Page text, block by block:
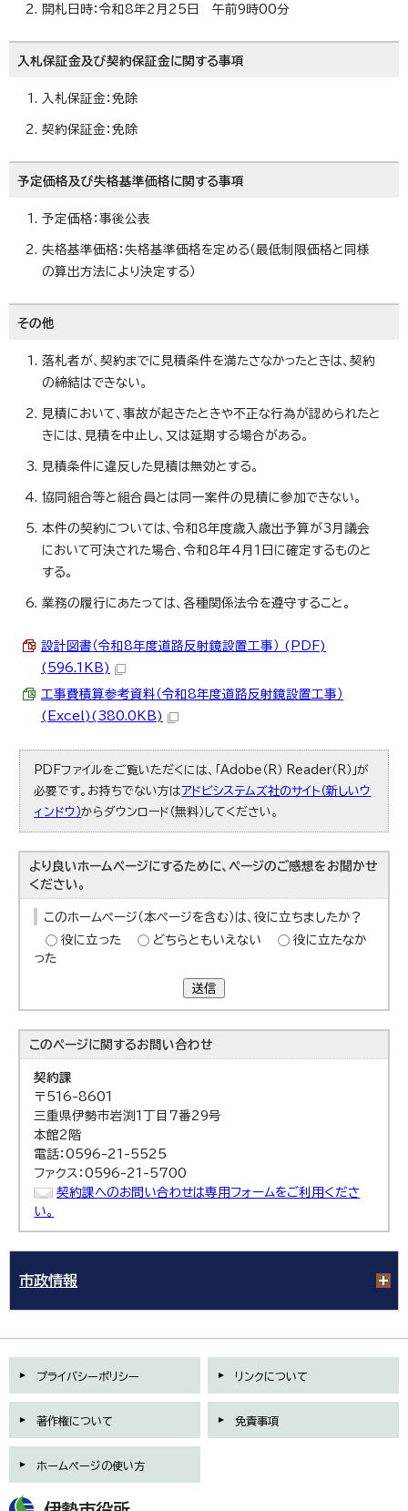
開札日時：令和8年2月25日 午前9時00分
入札保証金及び契約保証金に関する事項
入札保証金：免除
契約保証金：免除
予定価格及び失格基準価格に関する事項
予定価格：事後公表
失格基準価格：失格基準価格を定める（最低制限価格と同様
の算出方法により決定する）
その他
落札者が、契約までに見積条件を満たさなかったときは、契約
の締結はできない。
見積において、事故が起きたときや不正な行為が認められたと
きには、見積を中止し、又は延期する場合がある。
見積条件に違反した見積は無効とする。
協同組合等と組合員とは同一案件の見積に参加できない。
本件の契約については、令和8年度歳入歳出予算が3月議会
において可決された場合、令和8年4月1日に確定するものと
する。
業務の履行にあたっては、各種関係法令を遵守すること。
設計図書（令和8年度道路反射鏡設置工事） (PDF)
(596.1KB)
工事費積算参考資料（令和8年度道路反射鏡設置工事）
(Excel)(380.0KB)
PDFファイルをご覧いただくには、「Adobe（R） Reader（R）」が
必要です。お持ちでない方は アドビシステムズ社のサイト（新しいウ
ィンドウ）からダウンロード（無料）してください。
より良いホームページにするために、ページのご感想をお聞かせ
ください。
このホームページ（本ページを含む）は、役に立ちましたか？
役に立った
どちらともいえない
役に立たなか
った
送信
このページに関するお問い合わせ
契約課
〒516-8601
三重県伊勢市岩渕1丁目7番29号
本館2階
電話：0596-21-5525
ファクス：0596-21-5700
契約課へのお問い合わせは専用フォームをご利用くださ
い。
市政情報
プライバシーポリシー リンクについて
著作権について 免責事項
ホームページの使い方